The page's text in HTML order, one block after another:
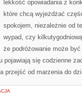
lekkość opowiadania z
które chcą wyjeżdżać
spokojem, niezależnie od
wypad, czy
że podróżowanie może
się codzienne
przejść od marzenia do